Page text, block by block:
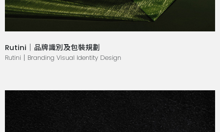
Rutini｜品牌識別及包裝規劃
Rutini｜Branding Visual Identity Design